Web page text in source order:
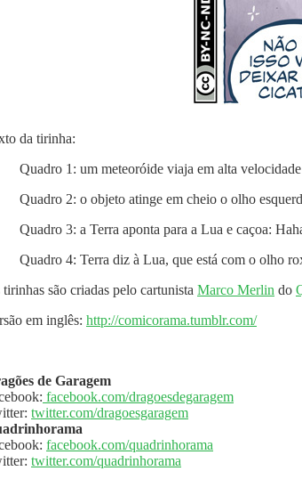
da tirinha:
Quadro 1: um meteoróide viaja em alta
Quadro 2: o objeto atinge em cheio o olho
Quadro 3: a Terra aponta para a Lua e caçoa:
Quadro 4: Terra diz à Lua, que está com o olho
tirinhas são criadas pelo cartunista Marco Merlin do
em inglês: http://comicorama.tumblr.com/
de Garagem
facebook.com/dragoesdegaragem
twitter.com/dragoesgaragem
facebook.com/quadrinhorama
twitter.com/quadrinhorama